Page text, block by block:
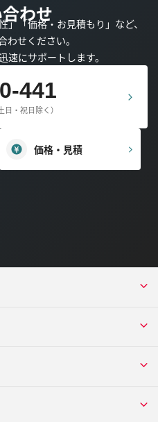
わせ
」「価格・お見積もり」など、
わせください。
速にサポートします。
441
・祝日除く）
価格・見積